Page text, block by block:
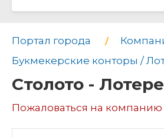
Портал города
Букмекерские конторы /
Столото -
Пожаловаться на компанию